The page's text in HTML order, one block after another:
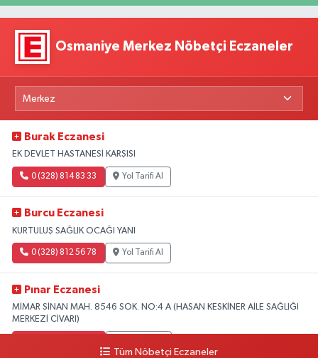
Osmaniye Merkez Nöbetçi Eczaneler
Burak Eczanesi
EK DEVLET HASTANESİ KARŞISI
0 (328) 814 83 33 Yol Tarifi Al
Burcu Eczanesi
KURTULUŞ SAĞLIK OCAĞI YANI
0 (328) 812 56 78 Yol Tarifi Al
Pınar Eczanesi
MİMAR SİNAN MAH. 8546 SOK. NO:4 A (HASAN KESKİNER AİLE SAĞLIĞI
MERKEZİ CİVARI)
Tüm Nöbetçi Eczaneler